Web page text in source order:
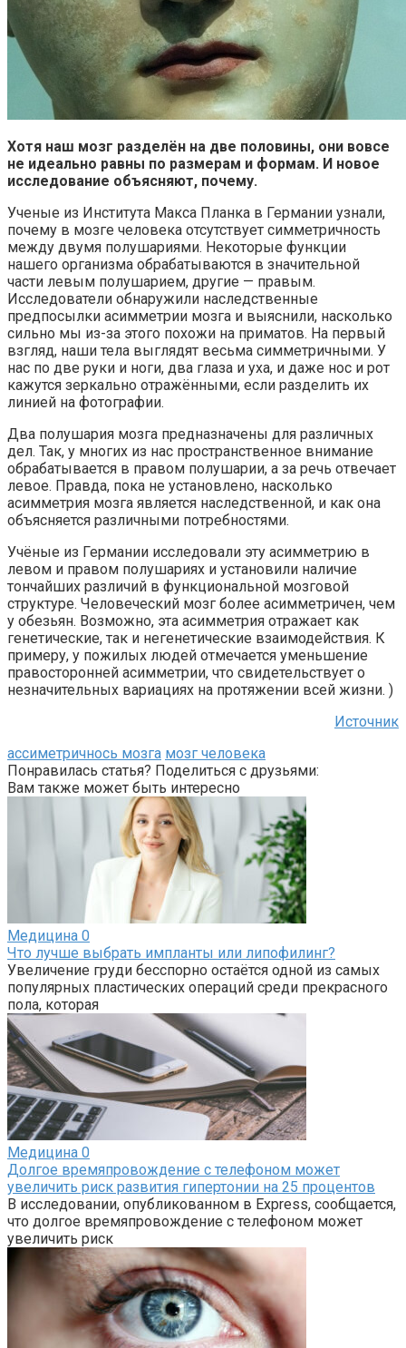
Хотя наш мозг разделён на две половины, они вовсе
не идеально равны по размерам и формам. И новое
исследование объясняют, почему.
Ученые из Института Макса Планка в Германии узнали,
почему в мозге человека отсутствует симметричность
между двумя полушариями. Некоторые функции
нашего организма обрабатываются в значительной
части левым полушарием, другие — правым.
Исследователи обнаружили наследственные
предпосылки асимметрии мозга и выяснили, насколько
сильно мы из-за этого похожи на приматов. На первый
взгляд, наши тела выглядят весьма симметричными. У
нас по две руки и ноги, два глаза и уха, и даже нос и рот
кажутся зеркально отражёнными, если разделить их
линией на фотографии.
Два полушария мозга предназначены для различных
дел. Так, у многих из нас пространственное внимание
обрабатывается в правом полушарии, а за речь отвечает
левое. Правда, пока не установлено, насколько
асимметрия мозга является наследственной, и как она
объясняется различными потребностями.
Учёные из Германии исследовали эту асимметрию в
левом и правом полушариях и установили наличие
тончайших различий в функциональной мозговой
структуре. Человеческий мозг более асимметричен, чем
у обезьян. Возможно, эта асимметрия отражает как
генетические, так и негенетические взаимодействия. К
примеру, у пожилых людей отмечается уменьшение
правосторонней асимметрии, что свидетельствует о
незначительных вариациях на протяжении всей жизни. )
Источник
ассиметричнось мозга мозг человека
Понравилась статья? Поделиться с друзьями:
Вам также может быть интересно
Медицина 0
Что лучше выбрать импланты или липофилинг?
Увеличение груди бесспорно остаётся одной из самых
популярных пластических операций среди прекрасного
пола, которая
Медицина 0
Долгое времяпровождение с телефоном может
увеличить риск развития гипертонии на 25 процентов
В исследовании, опубликованном в Express, сообщается,
что долгое времяпровождение с телефоном может
увеличить риск